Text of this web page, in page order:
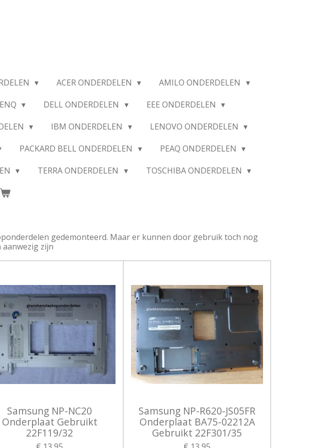
ACER ONDERDELEN
AMILO ONDERDELEN
DELL ONDERDELEN
EEE ONDERDELEN
IBM ONDERDELEN
LENOVO ONDERDELEN
PACKARD BELL ONDERDELEN
PEAQ ONDERDELEN
TERRA ONDERDELEN TOSCHIBA ONDERDELEN
gedemonteerd. Maar er kunnen door gebruik toch nog
zijn
Samsung NP-NC20
Onderplaat Gebruikt
22F119/32
Samsung NP-R620-JS05FR
Onderplaat BA75-02212A
Gebruikt 22F301/35